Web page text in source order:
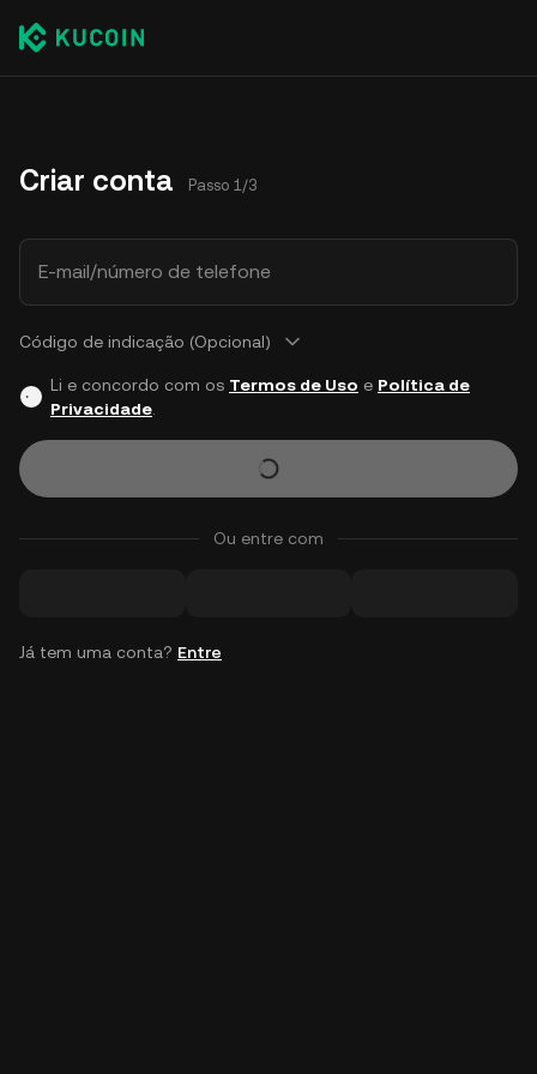
Criar conta Passo 1/3
E-mail/número de telefone
Código de indicação (Opcional)
Li e concordo com os Termos de Uso e Política de
Privacidade.
Ou entre com
Já tem uma conta? Entre